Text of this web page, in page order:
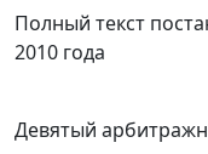
Полный текст
2010 года
Девятый